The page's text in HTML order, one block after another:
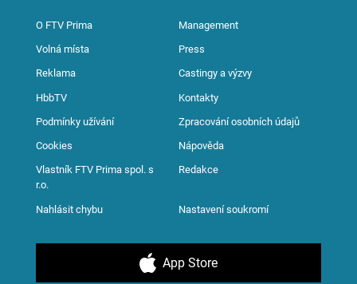
O FTV Prima Management
Volná místa Press
Reklama Castingy a výzvy
HbbTV Kontakty
Podmínky užívání Zpracování osobních údajů
Cookies Nápověda
Vlastník FTV Prima spol. s
r.o.
Redakce
Nahlásit chybu Nastavení soukromí
App Store